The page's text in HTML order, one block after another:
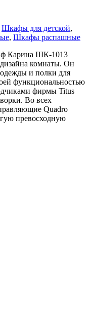
Шкафы для детской,
, Шкафы распашные
Карина ШК-1013
комнаты. Он
и полки для
функциональностью
фирмы Titus
Во всех
Quadro
превосходную